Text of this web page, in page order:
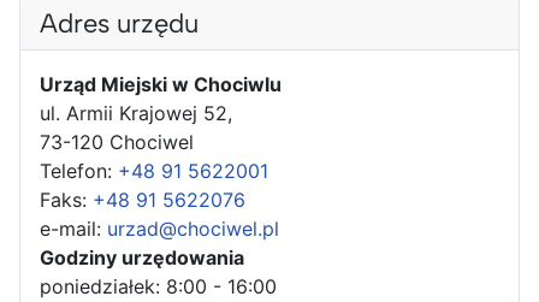
Adres urzędu
Urząd Miejski w Chociwlu
ul. Armii Krajowej 52,
73-120 Chociwel
Telefon: +48 91 5622001
Faks: +48 91 5622076
e-mail: urzad@chociwel.pl
Godziny urzędowania
poniedziałek: 8:00 - 16:00